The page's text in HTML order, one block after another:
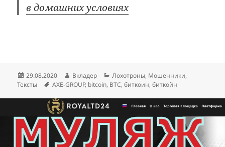
в домашних условиях
Опубликовано
29.08.2020 Автор
Вкладер Рубрики
Лохотроны, Мошенники,
Тексты
Метки
AXE-GROUP, bitcoin, BTC,биткоин,биткойн